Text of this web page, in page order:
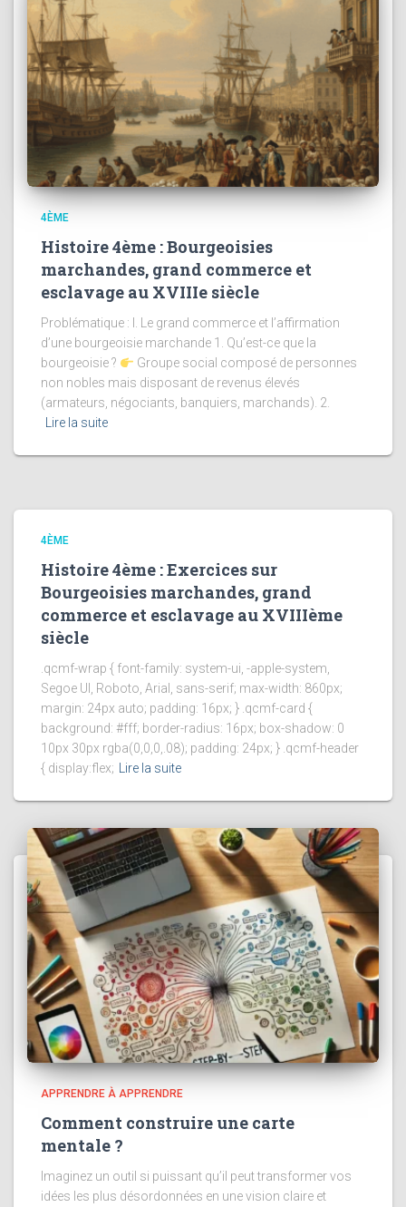
4ÈME
Histoire 4ème : Bourgeoisies
marchandes, grand commerce et
esclavage au XVIIIe siècle
Problématique : I. Le grand commerce et l’affirmation
d’une bourgeoisie marchande 1. Qu’est-ce que la
bourgeoisie ?
Groupe social composé de personnes
non nobles mais disposant de revenus élevés
(armateurs, négociants, banquiers, marchands). 2.
Lire la suite
4ÈME
Histoire 4ème : Exercices sur
Bourgeoisies marchandes, grand
commerce et esclavage au XVIIIème
siècle
.qcmf-wrap { font-family: system-ui, -apple-system,
Segoe UI, Roboto, Arial, sans-serif; max-width: 860px;
margin: 24px auto; padding: 16px; } .qcmf-card {
background: #fff; border-radius: 16px; box-shadow: 0
10px 30px rgba(0,0,0,.08); padding: 24px; } .qcmf-header
{ display:flex; Lire la suite
APPRENDRE À APPRENDRE
Comment construire une carte
mentale ?
Imaginez un outil si puissant qu’il peut transformer vos
idées les plus désordonnées en une vision claire et